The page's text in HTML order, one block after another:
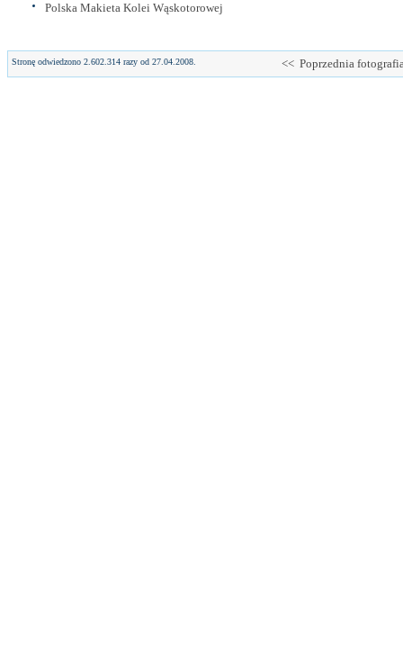
Polska Makieta Kolei Wąskotorowej
Stronę odwiedzono 2.602.314 razy od 27.04.2008. << Poprzednia